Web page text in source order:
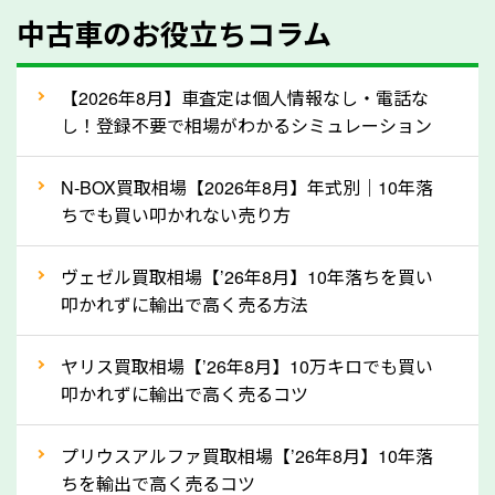
型式／グレード
走行距離（例：約〇万キロ）
車検の満了日
内装や外装の状態
定を行い高価買取価格をつけやすくなります。
ってきます！
自動車税の還付金は、先に年払いしていた自動車税が
月割りで返還されるものです。ですから、自動車税の
還付金は早めに売却するほど多く還付されます。不要
な車は早めに廃車手続きをしたほうが良いでしょう。
中古車のお役立ちコラム
【2026年8月】車査定は個人情報なし・電話な
し！登録不要で相場がわかるシミュレーション
N-BOX買取相場【2026年8月】年式別｜10年落
ちでも買い叩かれない売り方
ヴェゼル買取相場【’26年8月】10年落ちを買い
叩かれずに輸出で高く売る方法
ヤリス買取相場【’26年8月】10万キロでも買い
叩かれずに輸出で高く売るコツ
プリウスアルファ買取相場【’26年8月】10年落
ちを輸出で高く売るコツ